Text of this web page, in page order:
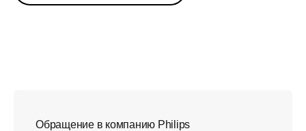
Обращение в компанию Philips